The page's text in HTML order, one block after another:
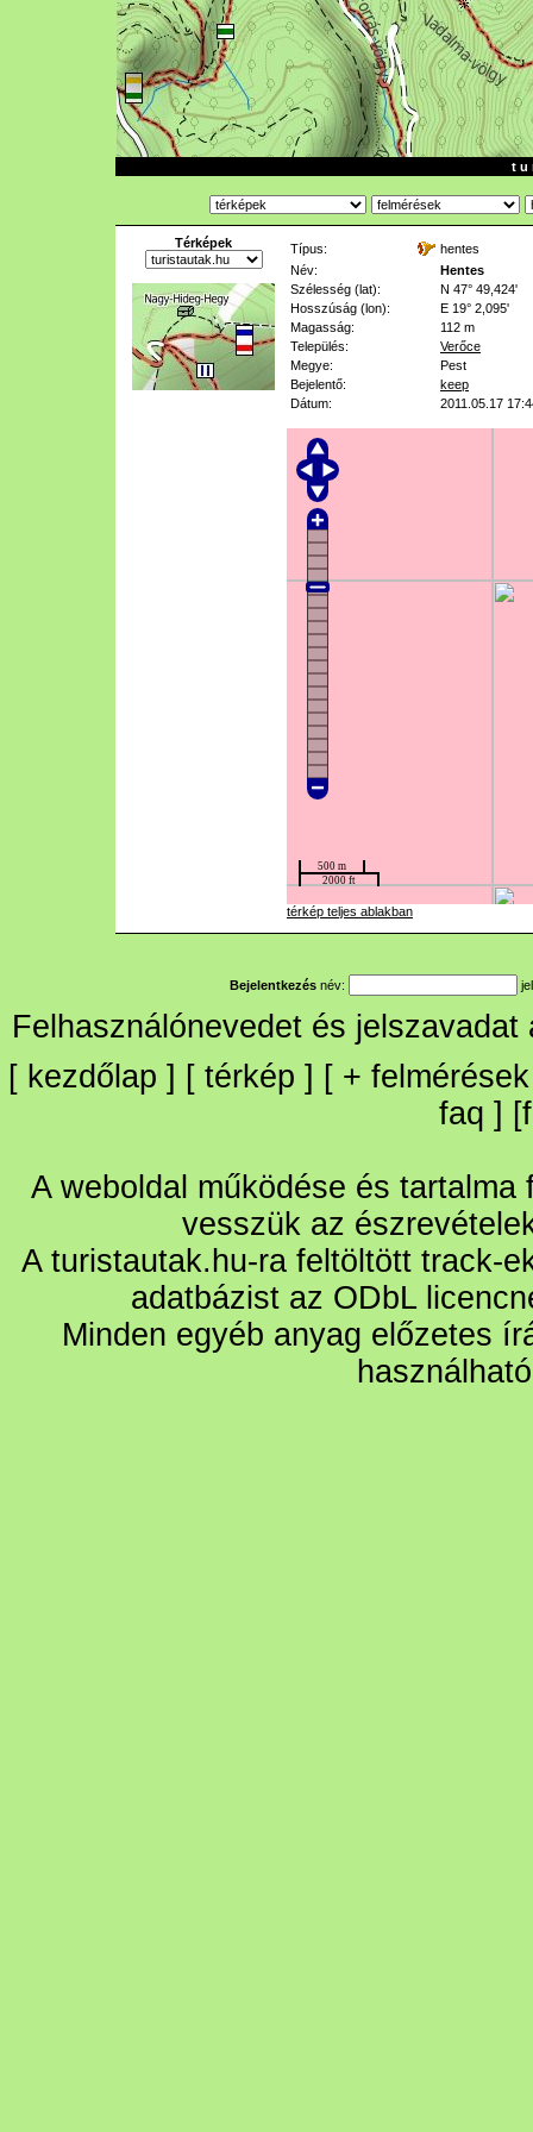
t u
Térképek Típus:
hentes
Név:
Hentes
Szélesség (lat):
N 47° 49,424'
Hosszúság (lon):
E 19° 2,095'
Magasság:
112 m
Település:
Verőce
Megye:
Pest
Bejelentő:
keep
Dátum:
2011.05.17
térkép teljes ablakban
Bejelentkezés név:
Felhasználónevedet és
[ kezdőlap ] [ térkép ] [ + felmérések
faq ] [
A weboldal működése és
vesszük az
A turistautak.hu-ra feltöltött track-
adatbázist az ODbL
Minden egyéb anyag előzetes